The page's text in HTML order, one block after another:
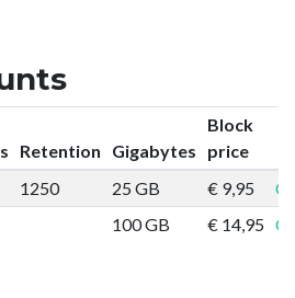
Retention Gigabytes
Block
price
1250 25 GB € 9,95
100 GB
€ 14,95